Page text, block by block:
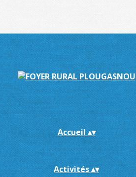
Accueil▴▾
Activités▴▾